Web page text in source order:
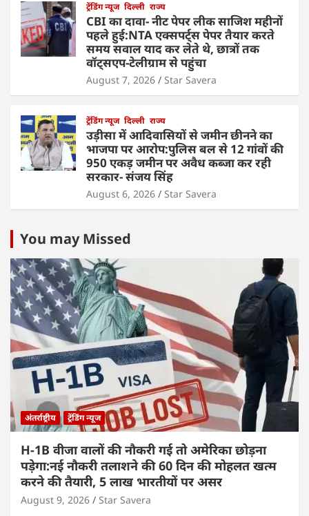
ट्रेंडिंग न्यूज दिल्ली राज्य
CBI का दावा- नीट पेपर लीक साजिश महीनों
पहले हुई:NTA एक्सपर्ट्स पेपर तैयार करते
समय सवाल याद कर लेते थे, छात्रों तक
वॉट्सएप-टेलीग्राम से पहुंचा
August 7, 2026 Star Savera
ट्रेंडिंग न्यूज दिल्ली राज्य
उड़ीसा में आदिवासियों से जमीन छीनने का
भाजपा पर आरोप:पुलिस बल से 12 गांवों की
950 एकड़ जमीन पर अवैध कब्जा कर रही
सरकार- संजय सिंह
August 6, 2026 Star Savera
You may Missed
अंतर्राष्ट्रीय ट्रेंडिंग न्यूज
H-1B वीजा वालों की नौकरी गई तो अमेरिका छोड़ना
पड़ेगा:नई नौकरी तलाशने की 60 दिन की मोहलत खत्म
करने की तैयारी, 5 लाख भारतीयों पर असर
August 9, 2026 Star Savera